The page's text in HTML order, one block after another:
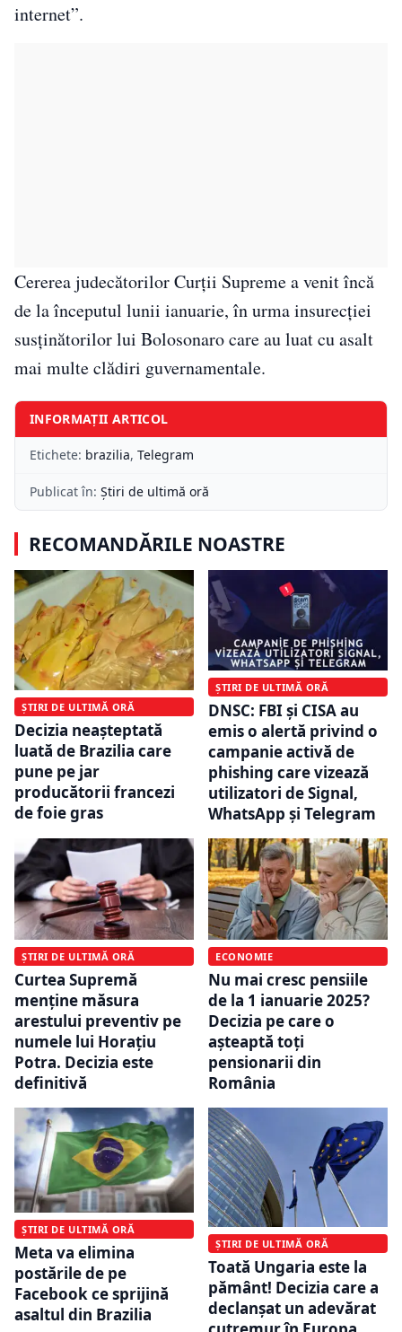
internet”.
Cererea judecătorilor Curții Supreme a venit încă
de la începutul lunii ianuarie, în urma insurecției
susținătorilor lui Bolosonaro care au luat cu asalt
mai multe clădiri guvernamentale.
INFORMAȚII ARTICOL
Etichete: brazilia, Telegram
Publicat în: Știri de ultimă oră
RECOMANDĂRILE NOASTRE
ȘTIRI DE ULTIMĂ ORĂ
Decizia neașteptată
luată de Brazilia care
pune pe jar
producătorii francezi
de foie gras
ȘTIRI DE ULTIMĂ ORĂ
DNSC: FBI și CISA au
emis o alertă privind o
campanie activă de
phishing care vizează
utilizatori de Signal,
WhatsApp și Telegram
ȘTIRI DE ULTIMĂ ORĂ
Curtea Supremă
menține măsura
arestului preventiv pe
numele lui Horațiu
Potra. Decizia este
definitivă
ECONOMIE
Nu mai cresc pensiile
de la 1 ianuarie 2025?
Decizia pe care o
așteaptă toți
pensionarii din
România
ȘTIRI DE ULTIMĂ ORĂ
Meta va elimina
postările de pe
Facebook ce sprijină
asaltul din Brazilia
ȘTIRI DE ULTIMĂ ORĂ
Toată Ungaria este la
pământ! Decizia care a
declanșat un adevărat